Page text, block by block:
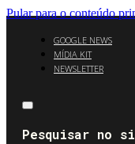
Pular para o conteúdo
GOOGLE NEWS
MÍDIA KIT
NEWSLETTER
Pesquisar no